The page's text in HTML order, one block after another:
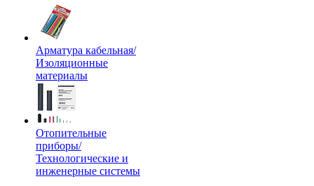
Арматура кабельная/
Изоляционные
материалы
Отопительные
приборы/
Технологические и
инженерные системы